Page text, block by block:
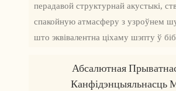
перадавой структурнай акустыкі,
спакойную атмасферу з узроўнем
што эквівалентна ціхаму шэпту ў
Абсалютная
Канфідэнцыяльнасць